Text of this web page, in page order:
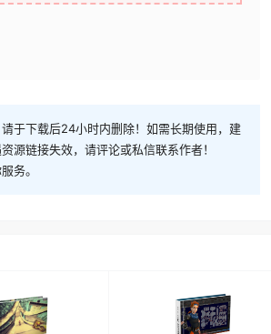
于下载后24小时内删除！如需长期使用，建
源链接失效，请评论或私信联系作者！
务。